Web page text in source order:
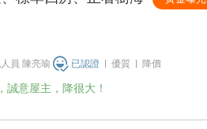
員 陳亮瑜 已認證 優質 降價
誠意屋主，降很大！